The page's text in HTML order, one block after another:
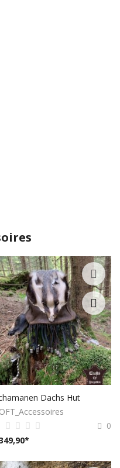
Dachs Hut
0
*